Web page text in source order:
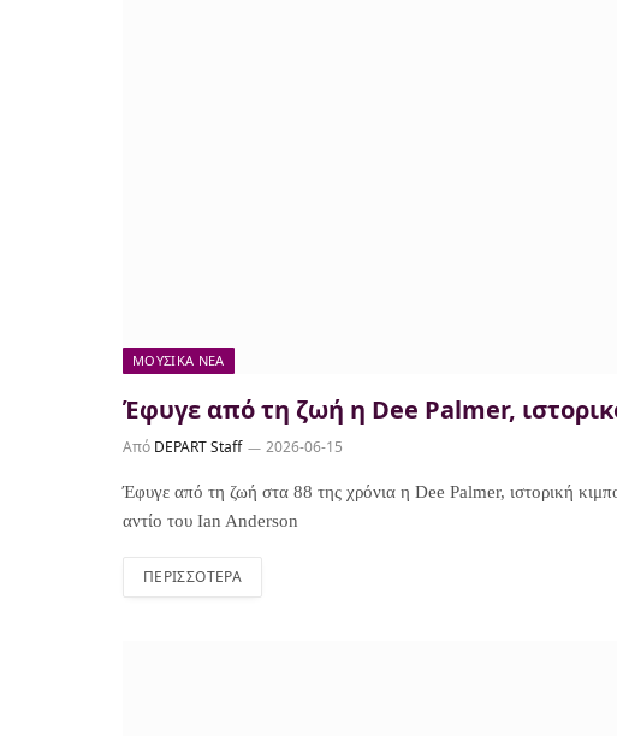
ΜΟΥΣΙΚΆ ΝΈΑ
Έφυγε από τη ζωή η Dee Palmer,
Από DEPART Staff 2026-06-15
Έφυγε από τη ζωή στα 88 της χρόνια η Dee Palmer, ιστορική
αντίο του Ian Anderson
ΠΕΡΙΣΣΌΤΕΡΑ